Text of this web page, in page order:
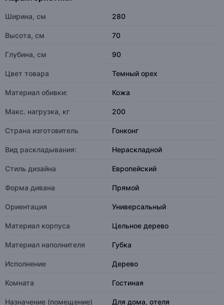
Ширина, см 280
Высота, см 70
Глубина, см 90
Цвет товара Темный орех
Материал обивки: Кожа
Макс. нагрузка, кг 200
Страна изготовитель Гонконг
Вид раскладывания: Нераскладной
Стиль дизайна Европейский
Форма дивана Прямой
Ориентация Универсальный
Материал корпуса Цельное дерево
Материал наполнителя Губка
Исполнение Дерево
Комната Гостиная
Назначение (помещение) Для дома, отеля